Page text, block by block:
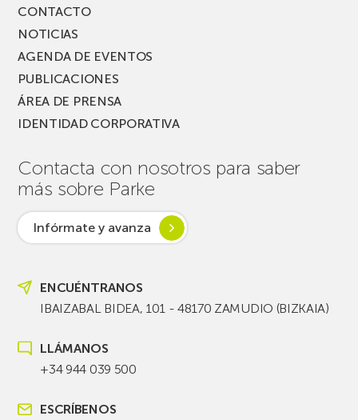
CONTACTO
NOTICIAS
AGENDA DE EVENTOS
PUBLICACIONES
ÁREA DE PRENSA
IDENTIDAD CORPORATIVA
Contacta con nosotros para saber
más sobre Parke
Infórmate y avanza
ENCUÉNTRANOS
IBAIZABAL BIDEA, 101 - 48170 ZAMUDIO (BIZKAIA)
LLÁMANOS
+34 944 039 500
ESCRÍBENOS